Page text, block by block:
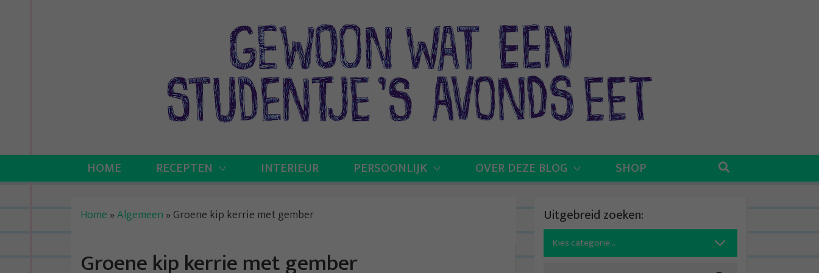
HOME RECEPTEN INTERIEUR PERSOONLIJK OVER DEZE BLOG SHOP
Home »Algemeen » Groene kip kerrie met gember
Groene kip kerrie met gember
Uitgebreid zoeken:
Search
for: